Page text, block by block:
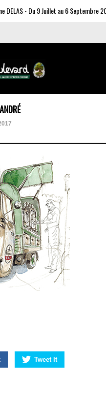
DELAS - Du 9 Juillet au 6 Septembre
Tweet It